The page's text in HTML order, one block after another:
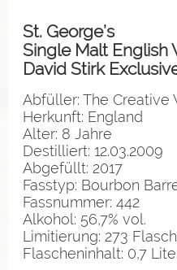
St. George’s
Single Malt English
David Stirk
Abfüller: The Creative
Herkunft: England
Alter: 8 Jahre
Destilliert: 12.03.2009
Abgefüllt: 2017
Fasstyp: Bourbon
Fassnummer: 442
Alkohol: 56,7% vol.
Limitierung: 273
Flascheninhalt: 0,7